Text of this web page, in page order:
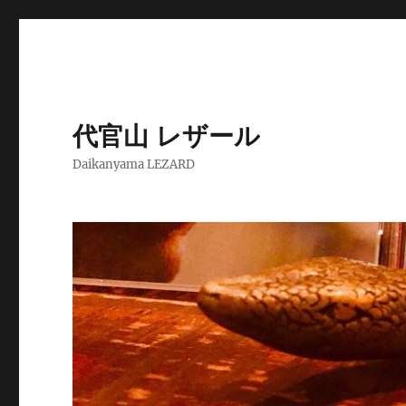
代官山 レザール
Daikanyama LEZARD